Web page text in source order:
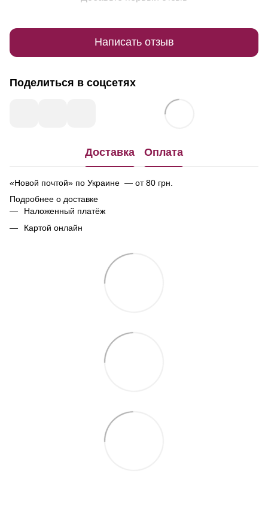
Написать отзыв
Поделиться в соцсетях
Доставка Оплата
«Новой почтой» по Украине — от 80 грн.
Подробнее о доставке
Наложенный платёж
Картой онлайн